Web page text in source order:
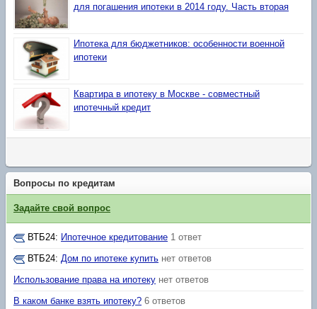
для погашения ипотеки в 2014 году. Часть вторая
Ипотека для бюджетников: особенности военной
ипотеки
Квартира в ипотеку в Москве - совместный
ипотечный кредит
Вопросы по кредитам
Задайте свой вопрос
ВТБ24: Ипотечное кредитование 1 ответ
ВТБ24: Дом по ипотеке купить нет ответов
Использование права на ипотеку нет ответов
В каком банке взять ипотеку? 6 ответов